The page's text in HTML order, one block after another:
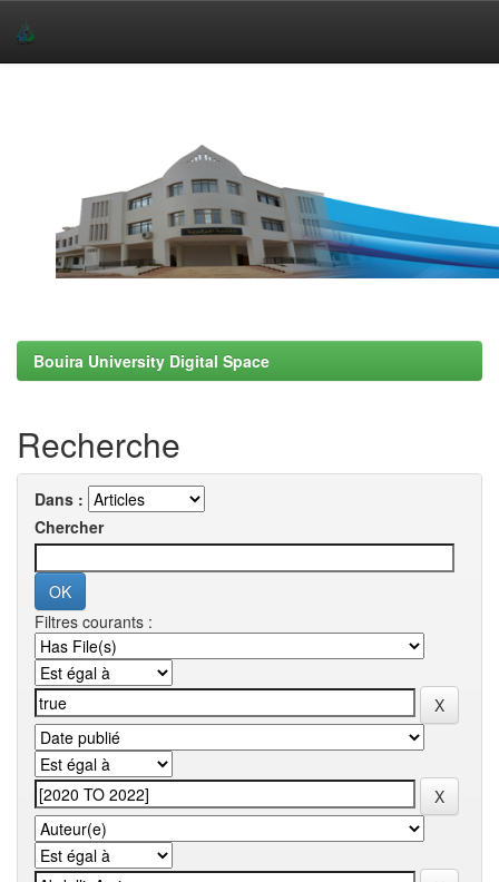
Bouira University Digital Space
Recherche
Dans :
Chercher
Filtres courants :